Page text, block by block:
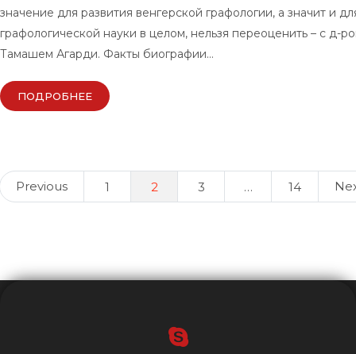
значение для развития венгерской графологии, а значит и
графологической науки в целом, нельзя переоценить – с д-
Тамашем Агарди. Факты биографии…
ПОДРОБНЕЕ
Posts
Previous 1 2 3 … 14